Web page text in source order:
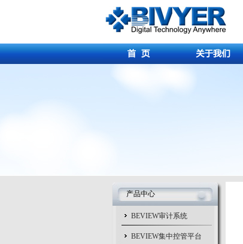
产品中心
BEVIEW审计系统
BEVIEW集中控管平台